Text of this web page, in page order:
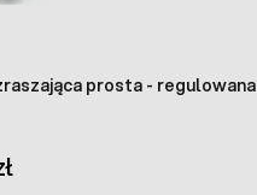
prosta - regulowana